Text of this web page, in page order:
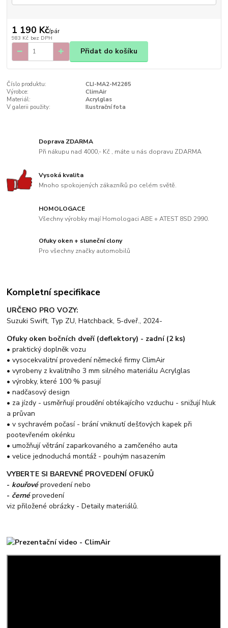
1 190 Kč/pár
983 Kč bez DPH
Přidat do košíku
Číslo produktu:
CLI-MA2-M2265
Výrobce:
ClimAir
Materiál:
Acrylglas
V galerii použity:
Ilustrační fota
Doprava ZDARMA
Při nákupu nad 4000,- Kč , máte u nás dopravu ZDARMA
Vysoká kvalita
Mnoho spokojených zákazníků po celém světě.
HOMOLOGACE
Všechny výrobky mají Homologaci ABE + ATEST 8SD 2990.
Ofuky oken + sluneční clony
Pro všechny značky automobilů
Kompletní specifikace
URČENO PRO VOZY:
Suzuki Swift, Typ ZU, Hatchback, 5-dveř., 2024-
Ofuky oken bočních dveří (deflektory) - zadní (2 ks)
• praktický doplněk vozu
• vysocekvalitní provedení německé firmy ClimAir
• vyrobeny z kvalitního 3 mm silného materiálu Acrylglas
• výrobky, které 100 % pasují
• nadčasový design
• za jízdy - usměrňují proudění obtékajícího vzduchu - snižují hluk
a průvan
• v sychravém počasí - brání vniknutí dešťových kapek při
pootevřeném okénku
• umožňují větrání zaparkovaného a zamčeného auta
• velice jednoduchá montáž - pouhým nasazením
VYBERTE SI BAREVNÉ PROVEDENÍ OFUKŮ
- kouřovéprovedení nebo
- černéprovedení
viz přiložené obrázky - Detaily materiálů.